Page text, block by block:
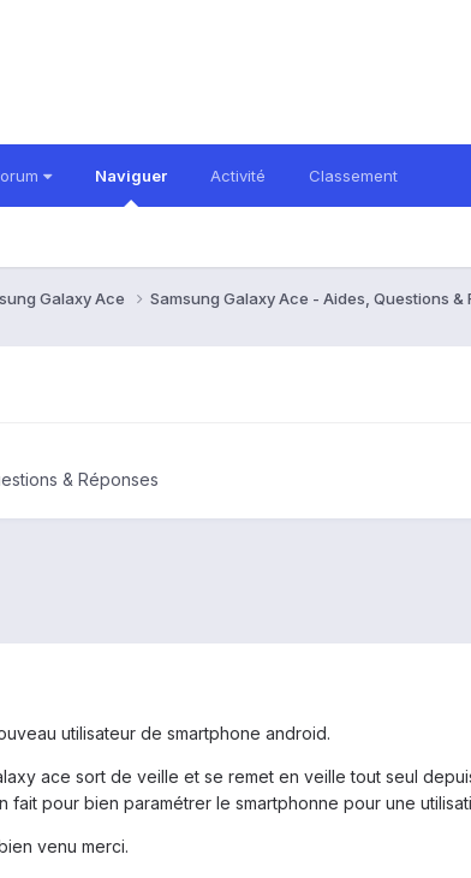
Naviguer Activité Classement
Galaxy Ace Samsung Galaxy Ace - Aides, Questions &
& Réponses
utilisateur de smartphone android.
ace sort de veille et se remet en veille tout seul
pour bien paramétrer le smartphonne pour une
venu merci.